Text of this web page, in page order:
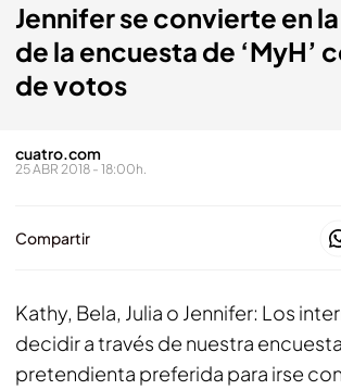
Jennifer se convierte en
de la encuesta de ‘MyH’
de votos
cuatro.com
25 ABR 2018 - 18:00h.
Compartir
Kathy, Bela, Julia o Jennifer: Los
decidir a través de nuestra
pretendienta preferida para irse con